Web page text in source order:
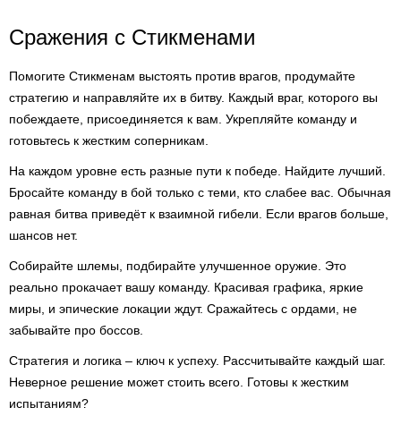
Сражения с Стикменами
Помогите Стикменам выстоять против врагов, продумайте
стратегию и направляйте их в битву. Каждый враг, которого вы
побеждаете, присоединяется к вам. Укрепляйте команду и
готовьтесь к жестким соперникам.
На каждом уровне есть разные пути к победе. Найдите лучший.
Бросайте команду в бой только с теми, кто слабее вас. Обычная
равная битва приведёт к взаимной гибели. Если врагов больше,
шансов нет.
Собирайте шлемы, подбирайте улучшенное оружие. Это
реально прокачает вашу команду. Красивая графика, яркие
миры, и эпические локации ждут. Сражайтесь с ордами, не
забывайте про боссов.
Стратегия и логика – ключ к успеху. Рассчитывайте каждый шаг.
Неверное решение может стоить всего. Готовы к жестким
испытаниям?